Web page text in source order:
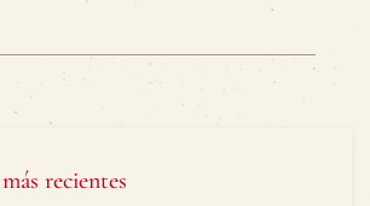
recientes